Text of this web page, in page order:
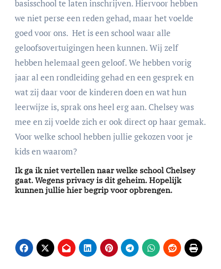
basisschool te laten inschrijven. Hiervoor hebben
we niet perse een reden gehad, maar het voelde
goed voor ons. Het is een school waar alle
geloofsovertuigingen heen kunnen. Wij zelf
hebben helemaal geen geloof. We hebben vorig
jaar al een rondleiding gehad en een gesprek en
wat zij daar voor de kinderen doen en wat hun
leerwijze is, sprak ons heel erg aan. Chelsey was
mee en zij voelde zich er ook direct op haar gemak.
Voor welke school hebben jullie gekozen voor je
kids en waarom?
Ik ga ik niet vertellen naar welke school Chelsey
gaat. Wegens privacy is dit geheim. Hopelijk
kunnen jullie hier begrip voor opbrengen.